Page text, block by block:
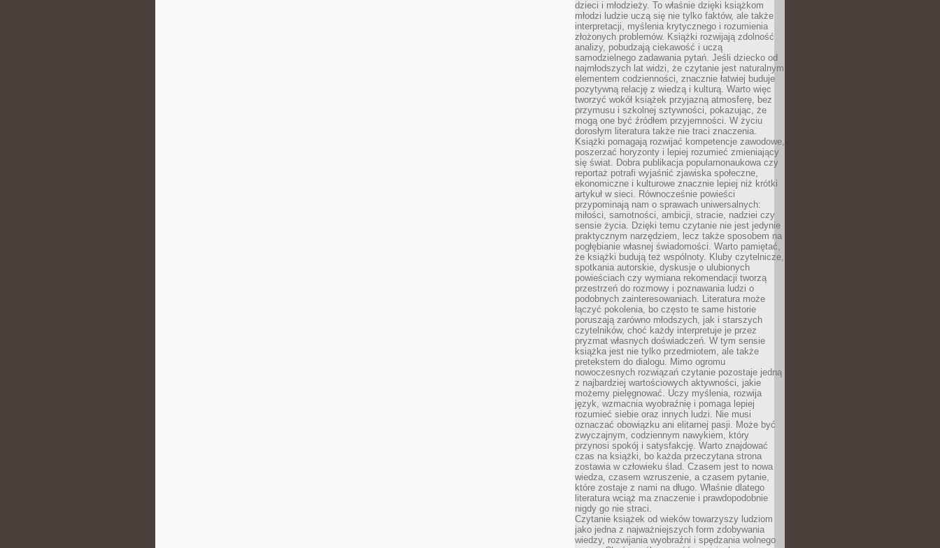
dzieci i młodzieży. To właśnie dzięki książkom
młodzi ludzie uczą się nie tylko faktów, ale także
interpretacji, myślenia krytycznego i rozumienia
złożonych problemów. Książki rozwijają zdolność
analizy, pobudzają ciekawość i uczą
samodzielnego zadawania pytań. Jeśli dziecko od
najmłodszych lat widzi, że czytanie jest naturalnym
elementem codzienności, znacznie łatwiej buduje
pozytywną relację z wiedzą i kulturą. Warto więc
tworzyć wokół książek przyjazną atmosferę, bez
przymusu i szkolnej sztywności, pokazując, że
mogą one być źródłem przyjemności. W życiu
dorosłym literatura także nie traci znaczenia.
Książki pomagają rozwijać kompetencje zawodowe,
poszerzać horyzonty i lepiej rozumieć zmieniający
się świat. Dobra publikacja popularnonaukowa czy
reportaż potrafi wyjaśnić zjawiska społeczne,
ekonomiczne i kulturowe znacznie lepiej niż krótki
artykuł w sieci. Równocześnie powieści
przypominają nam o sprawach uniwersalnych:
miłości, samotności, ambicji, stracie, nadziei czy
sensie życia. Dzięki temu czytanie nie jest jedynie
praktycznym narzędziem, lecz także sposobem na
pogłębianie własnej świadomości. Warto pamiętać,
że książki budują też wspólnoty. Kluby czytelnicze,
spotkania autorskie, dyskusje o ulubionych
powieściach czy wymiana rekomendacji tworzą
przestrzeń do rozmowy i poznawania ludzi o
podobnych zainteresowaniach. Literatura może
łączyć pokolenia, bo często te same historie
poruszają zarówno młodszych, jak i starszych
czytelników, choć każdy interpretuje je przez
pryzmat własnych doświadczeń. W tym sensie
książka jest nie tylko przedmiotem, ale także
pretekstem do dialogu. Mimo ogromu
nowoczesnych rozwiązań czytanie pozostaje jedną
z najbardziej wartościowych aktywności, jakie
możemy pielęgnować. Uczy myślenia, rozwija
język, wzmacnia wyobraźnię i pomaga lepiej
rozumieć siebie oraz innych ludzi. Nie musi
oznaczać obowiązku ani elitarnej pasji. Może być
zwyczajnym, codziennym nawykiem, który
przynosi spokój i satysfakcję. Warto znajdować
czas na książki, bo każda przeczytana strona
zostawia w człowieku ślad. Czasem jest to nowa
wiedza, czasem wzruszenie, a czasem pytanie,
które zostaje z nami na długo. Właśnie dlatego
literatura wciąż ma znaczenie i prawdopodobnie
nigdy go nie straci.
Czytanie książek od wieków towarzyszy ludziom
jako jedna z najważniejszych form zdobywania
wiedzy, rozwijania wyobraźni i spędzania wolnego